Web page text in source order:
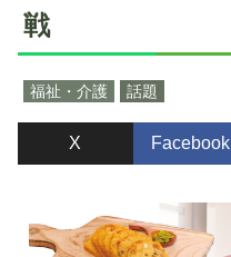
戦
福祉・介護 話題
X Facebook